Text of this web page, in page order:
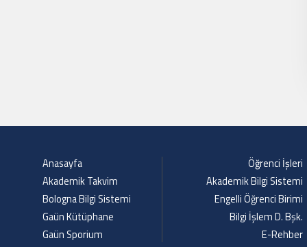
Anasayfa
Akademik Takvim
Bologna Bilgi Sistemi
Gaün Kütüphane
Gaün Sporium
Öğrenci İşleri
Akademik Bilgi Sistemi
Engelli Öğrenci Birimi
Bilgi İşlem D. Bşk.
E-Rehber